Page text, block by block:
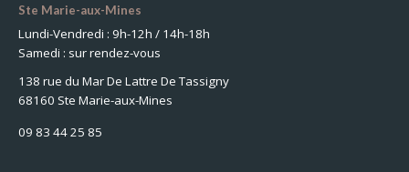
Ste Marie-aux-Mines
Lundi-Vendredi : 9h-12h / 14h-18h
Samedi : sur rendez-vous
138 rue du Mar De Lattre De Tassigny
68160 Ste Marie-aux-Mines
09 83 44 25 85